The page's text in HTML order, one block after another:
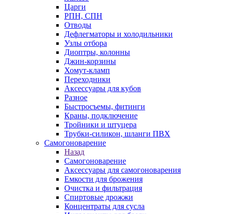
Царги
РПН, СПН
Отводы
Дефлегматоры и холодильники
Узлы отбора
Диоптры, колонны
Джин-корзины
Хомут-кламп
Переходники
Аксессуары для кубов
Разное
Быстросъемы, фитинги
Краны, подключение
Тройники и штуцера
Трубки-силикон, шланги ПВХ
Самогоноварение
Назад
Самогоноварение
Аксессуары для самогоноварения
Емкости для брожения
Очистка и фильтрация
Спиртовые дрожжи
Концентраты для сусла